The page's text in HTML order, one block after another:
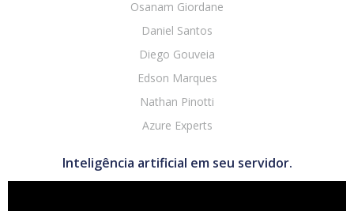
Osanam Giordane
Daniel Santos
Diego Gouveia
Edson Marques
Nathan Pinotti
Azure Experts
Inteligência artificial em seu servidor.